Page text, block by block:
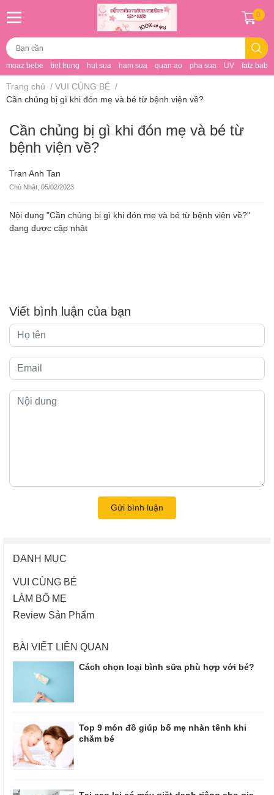
moaz bebe tiet trung hut sua ham sua quan ao pha sua UV fatz baby
0
Trang chủ / VUI CÙNG BÉ /
Cần chủng bị gì khi đón mẹ và bé từ bệnh viện về?
Cần chủng bị gì khi đón mẹ và bé từ
bệnh viện về?
Tran Anh Tan
Chủ Nhật, 05/02/2023
Nội dung "Cần chủng bị gì khi đón mẹ và bé từ bệnh viện về?"
đang được cập nhật
Viết bình luận của bạn
Gửi bình luận
DANH MỤC
VUI CÙNG BÉ
LÀM BỐ MẸ
Review Sản Phẩm
BÀI VIẾT LIÊN QUAN
Cách chọn loại bình sữa phù hợp với bé?
Top 9 món đồ giúp bố mẹ nhàn tênh khi
chăm bé